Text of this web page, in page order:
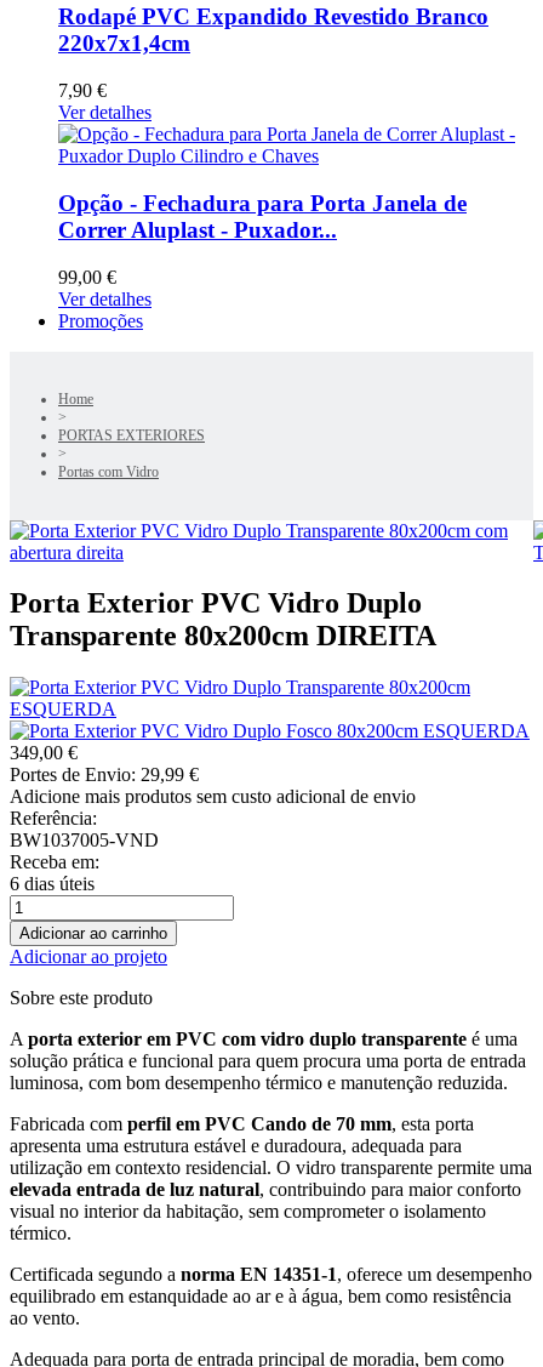
Rodapé PVC Expandido Revestido Branco
220x7x1,4cm
7,90 €
Ver detalhes
Opção - Fechadura para Porta Janela de
Correr Aluplast - Puxador...
99,00 €
Ver detalhes
Promoções
Home
>
PORTAS EXTERIORES
>
Portas com Vidro
Porta Exterior PVC Vidro Duplo
Transparente 80x200cm DIREITA
349,00 €
Portes de Envio: 29,99 €
Adicione mais produtos sem custo adicional de envio
Referência:
BW1037005-VND
Receba em:
6 dias úteis
Adicionar ao carrinho
Adicionar ao projeto
Sobre este produto
A porta exterior em PVC com vidro duplo transparente é uma
solução prática e funcional para quem procura uma porta de entrada
luminosa, com bom desempenho térmico e manutenção reduzida.
Fabricada com perfil em PVC Cando de 70 mm, esta porta
apresenta uma estrutura estável e duradoura, adequada para
utilização em contexto residencial. O vidro transparente permite uma
elevada entrada de luz natural, contribuindo para maior conforto
visual no interior da habitação, sem comprometer o isolamento
térmico.
Certificada segundo a norma EN 14351-1, oferece um desempenho
equilibrado em estanquidade ao ar e à água, bem como resistência
ao vento.
Adequada para porta de entrada principal de moradia, bem como